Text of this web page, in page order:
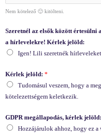
Nem kötelező 🙂 kitölteni.
Szeretnél az elsők között
a hírlevelekre! Kérlek jelöld:
Igen! Lili szeretnék
Kérlek jelöld: *
Tudomásul veszem, hogy a
kötelezettségem keletkezik.
GDPR megállapodás, kérlek jelöld:
Hozzájárulok ahhoz, hogy ez